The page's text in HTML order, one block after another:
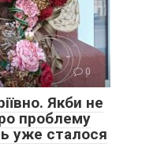
0
Якби не
проблему
уже сталося